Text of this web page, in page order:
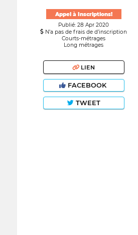
Appel à Inscriptions!
Publié: 28 Apr 2020
N’a pas de frais de d’inscription
Courts-métrages
Long métrages
LIEN
FACEBOOK
TWEET